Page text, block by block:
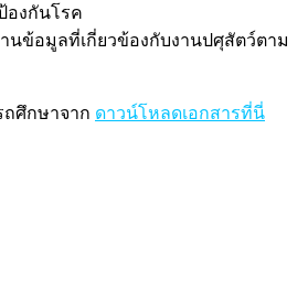
องกันโรค
นข้อมูลที่เกี่ยวข้องกับงานปศุสัตว์ตาม
ศึกษาจาก ดาวน์โหลดเอกสารที่นี่